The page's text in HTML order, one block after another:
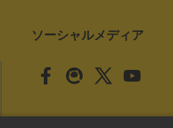
ソーシャルメディア